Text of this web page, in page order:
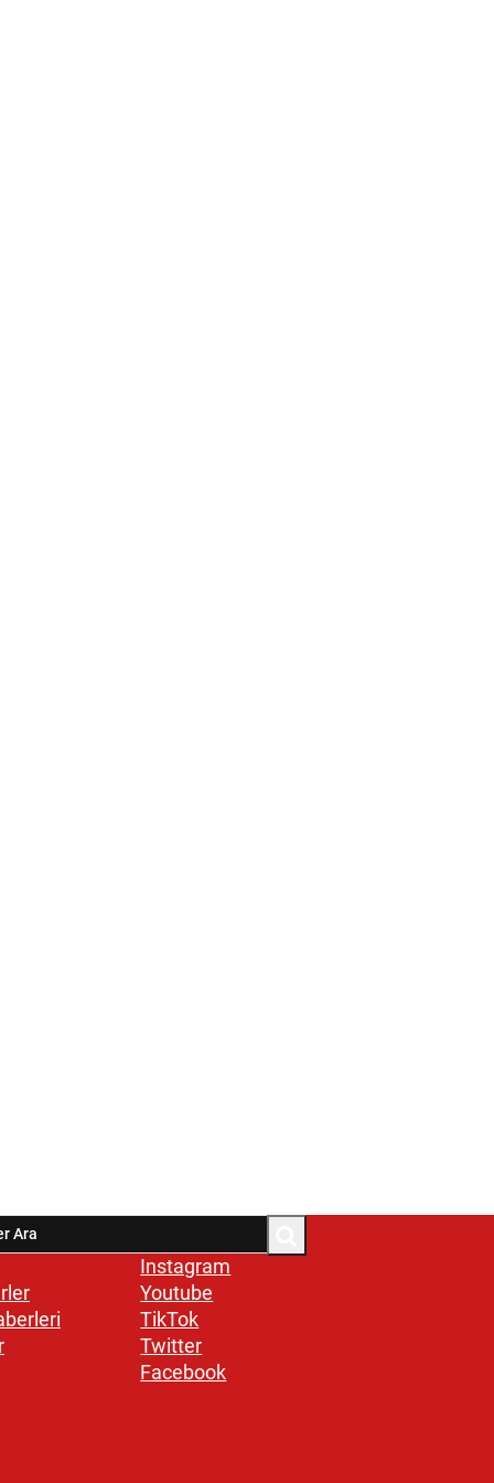
Instagram
Youtube
TikTok
Twitter
Facebook